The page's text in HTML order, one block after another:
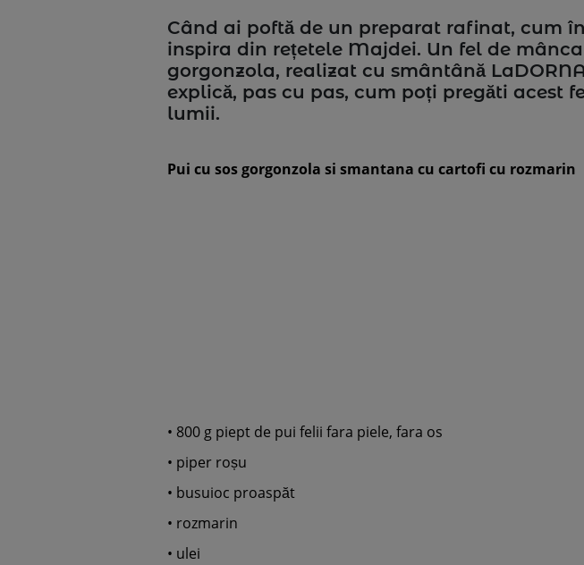
Când ai poftă de un preparat rafinat, cum
inspira din rețetele Majdei. Un fel de
gorgonzola, realizat cu smântână
explică, pas cu pas, cum poți pregăti acest
lumii.
Pui cu sos gorgonzola si smantana cu cartofi cu rozmarin
• 800 g piept de pui felii fara piele, fara os
• piper roșu
• busuioc proaspăt
• rozmarin
• ulei